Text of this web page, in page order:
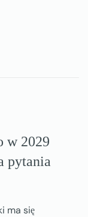
w 2029
pytania
ma się